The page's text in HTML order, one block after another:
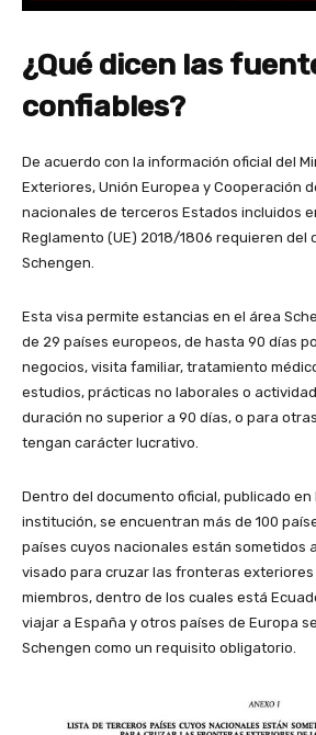
¿Qué dicen las
confiables?
De acuerdo con la información oficial del
Exteriores, Unión Europea y Cooperación
nacionales de terceros Estados incluidos
Reglamento (UE) 2018/1806 requieren del
Schengen.
Esta visa permite estancias en el área
de 29 países europeos, de hasta 90 días
negocios, visita familiar, tratamiento
estudios, prácticas no laborales o
duración no superior a 90 días, o para
tengan carácter lucrativo.
Dentro del documento oficial, publicado en
institución, se encuentran más de 100
países cuyos nacionales están sometidos
visado para cruzar las fronteras exteriores
miembros, dentro de los cuales está
viajar a España y otros países de Europa
Schengen como un requisito obligatorio.